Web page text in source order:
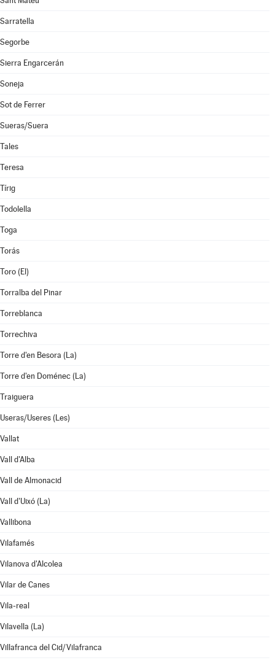
Sarratella
Segorbe
Sierra Engarcerán
Soneja
Sot de Ferrer
Sueras/Suera
Tales
Teresa
Tírig
Todolella
Toga
Torás
Toro (El)
Torralba del Pinar
Torreblanca
Torrechiva
Torre d'en Besora (La)
Torre d'en Doménec (La)
Traiguera
Useras/Useres (Les)
Vallat
Vall d'Alba
Vall de Almonacid
Vall d'Uixó (La)
Vallibona
Vilafamés
Vilanova d'Alcolea
Vilar de Canes
Vila-real
Vilavella (La)
Villafranca del Cid/Vilafranca